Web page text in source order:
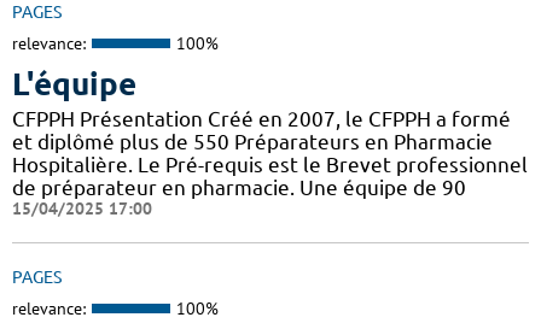
PAGES
relevance: 100%
L'équipe
CFPPH Présentation Créé en 2007, le CFPPH a formé
et diplômé plus de 550 Préparateurs en Pharmacie
Hospitalière. Le Pré-requis est le Brevet professionnel
de préparateur en pharmacie. Une équipe de 90
15/04/2025 17:00
PAGES
relevance: 100%